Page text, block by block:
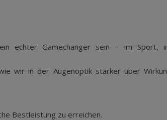
echter Gamechanger sein – im Sport,
wir in der Augenoptik stärker über
Bestleistung zu erreichen.